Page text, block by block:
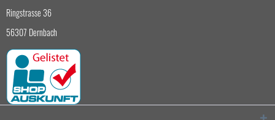
Ringstrasse 36
56307 Dernbach